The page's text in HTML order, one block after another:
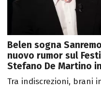
Belen sogna
nuovo rumor sul
Stefano De Martino
Tra indiscrezioni, brani